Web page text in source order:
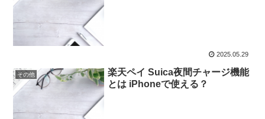
2025.05.29
その他
楽天ペイ Suica夜間チャージ機能
とは iPhoneで使える？